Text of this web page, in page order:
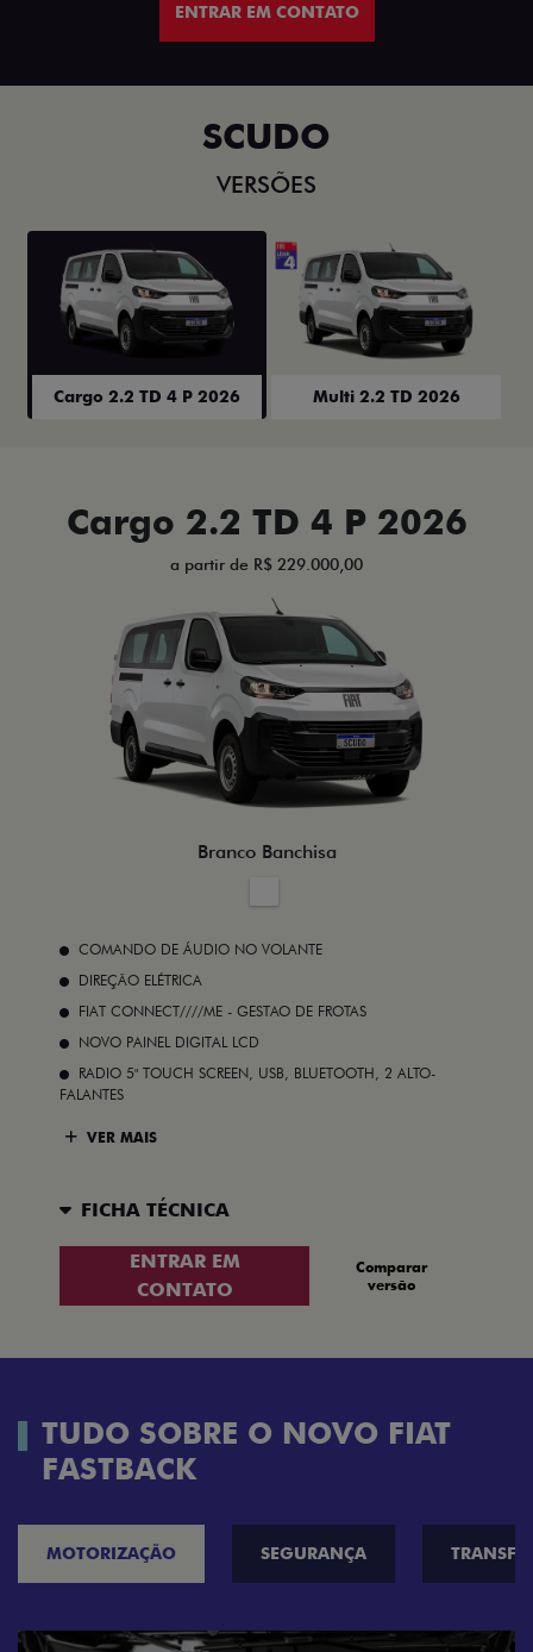
ENTRAR EM CONTATO
SCUDO
VERSÕES
Cargo 2.2 TD 4 P 2026 Multi 2.2 TD 2026
Cargo 2.2 TD 4 P 2026
a partir de R$ 229.000,00
Branco Banchisa
COMANDO DE ÁUDIO NO VOLANTE
DIREÇÃO ELÉTRICA
FIAT CONNECT////ME - GESTAO DE FROTAS
NOVO PAINEL DIGITAL LCD
RADIO 5" TOUCH SCREEN, USB, BLUETOOTH, 2 ALTO-
FALANTES
VER MAIS
FICHA TÉCNICA
ENTRAR EM
CONTATO
Comparar
versão
TUDO SOBRE O NOVO FIAT
FASTBACK
MOTORIZAÇÃO SEGURANÇA